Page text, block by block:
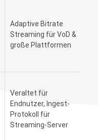
Adaptive Bitrate
Streaming für VoD &
große Plattformen
Veraltet für
Endnutzer, Ingest-
Protokoll für
Streaming-Server